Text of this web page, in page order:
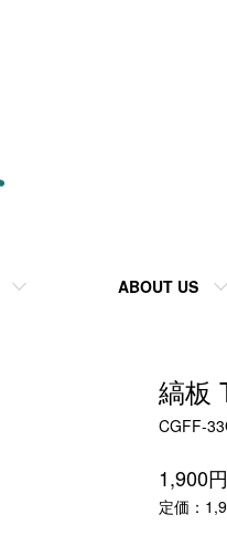
ABOUT US
縞板
CGFF-
1,900
定価：